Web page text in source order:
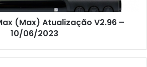
(Max) Atualização V2.96 –
10/06/2023